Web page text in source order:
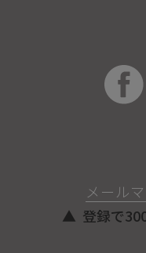
メール
登録で